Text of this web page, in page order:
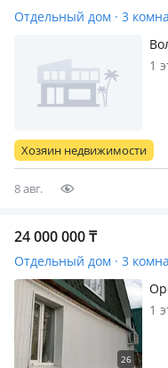
Отдельный дом · 3
1
Хозяин недвижимости
8 авг.
24 000 000₸
Отдельный дом · 3
1